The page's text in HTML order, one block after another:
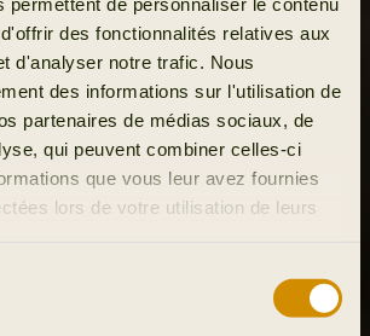
des fonctionnalités relatives aux
d'analyser notre trafic. Nous
des informations sur l'utilisation de
partenaires de médias sociaux, de
qui peuvent combiner celles-ci
que vous leur avez fournies
lors de votre utilisation de leurs